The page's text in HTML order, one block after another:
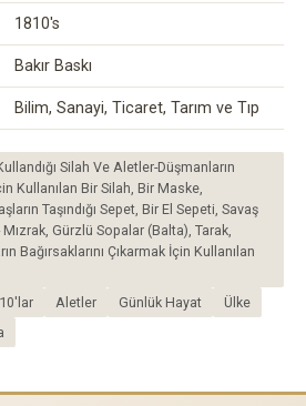
1810's
Bakır Baskı
Bilim, Sanayi, Ticaret, Tarım ve Tıp
Silah Ve Aletler-Düşmanların
Kullanılan Bir Silah, Bir Maske,
Taşındığı Sepet, Bir El Sepeti, Savaş
Mızrak, Gürzlü Sopalar (Balta), Tarak,
Bağırsaklarını Çıkarmak İçin Kullanılan
Aletler Günlük Hayat
Ülke